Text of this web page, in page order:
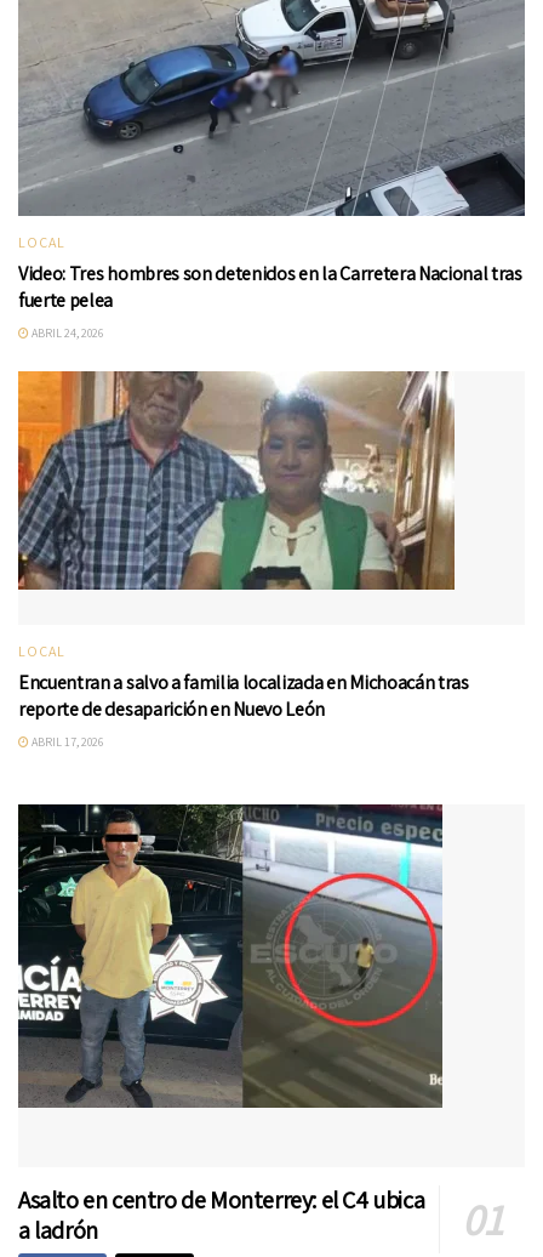
LOCAL
Video: Tres hombres son detenidos en la Carretera Nacional tras
fuerte pelea
ABRIL 24, 2026
LOCAL
Encuentran a salvo a familia localizada en Michoacán tras
reporte de desaparición en Nuevo León
ABRIL 17, 2026
Asalto en centro de Monterrey: el C4 ubica
a ladrón